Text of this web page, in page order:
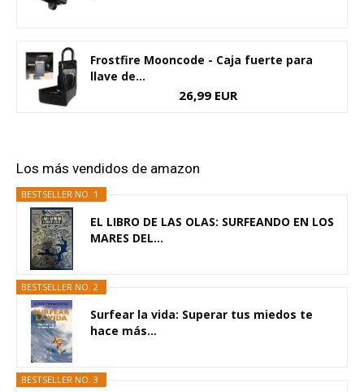
Frostfire Mooncode - Caja fuerte para
llave de...
26,99 EUR
Los más vendidos de amazon
BESTSELLER NO. 1
EL LIBRO DE LAS OLAS: SURFEANDO EN LOS
MARES DEL...
BESTSELLER NO. 2
Surfear la vida: Superar tus miedos te
hace más...
BESTSELLER NO. 3